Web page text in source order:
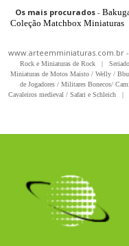
Os mais procurados-
Coleção Matchbox Miniaturas
www.arteemminiaturas.com.br -
Rock e Miniaturas de Rock
|
Miniaturas de Motos Maisto / Welly /
de Jogadores / Militares Bonecos/
Cavaleiros medieval / Safari e Schleich
|